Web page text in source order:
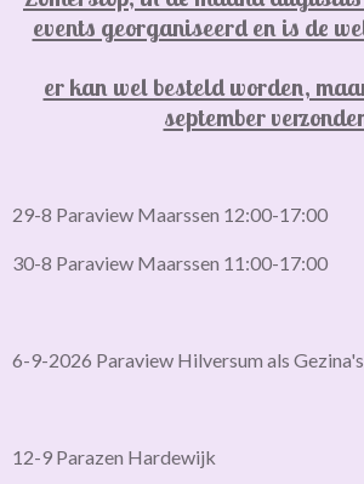
events georganiseerd en is de
er kan wel besteld worden,
september
29-8 Paraview Maarssen 12:00-17:00
30-8 Paraview Maarssen 11:00-17:00
6-9-2026 Paraview Hilversum als
12-9 Parazen Hardewijk